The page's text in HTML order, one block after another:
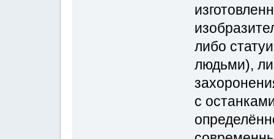
либо
людьми),
с